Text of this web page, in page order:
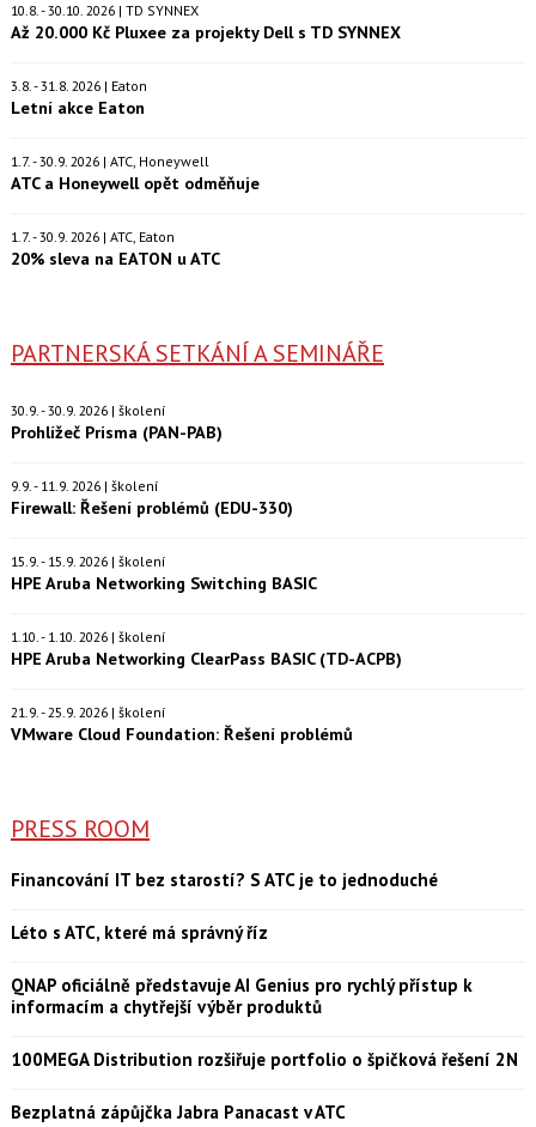
10.8. - 30.10. 2026 | TD SYNNEX
Až 20.000 Kč Pluxee za projekty Dell s TD SYNNEX
3.8. - 31.8. 2026 | Eaton
Letní akce Eaton
1.7. - 30.9. 2026 | ATC, Honeywell
ATC a Honeywell opět odměňuje
1.7. - 30.9. 2026 | ATC, Eaton
20% sleva na EATON u ATC
PARTNERSKÁ SETKÁNÍ A SEMINÁŘE
30.9. - 30.9. 2026 | školení
Prohlížeč Prisma (PAN-PAB)
9.9. - 11.9. 2026 | školení
Firewall: Řešení problémů (EDU-330)
15.9. - 15.9. 2026 | školení
HPE Aruba Networking Switching BASIC
1.10. - 1.10. 2026 | školení
HPE Aruba Networking ClearPass BASIC (TD-ACPB)
21.9. - 25.9. 2026 | školení
VMware Cloud Foundation: Řešení problémů
PRESS ROOM
Financování IT bez starostí? S ATC je to jednoduché
Léto s ATC, které má správný říz
QNAP oficiálně představuje AI Genius pro rychlý přístup k
informacím a chytřejší výběr produktů
100MEGA Distribution rozšiřuje portfolio o špičková řešení 2N
Bezplatná zápůjčka Jabra Panacast v ATC